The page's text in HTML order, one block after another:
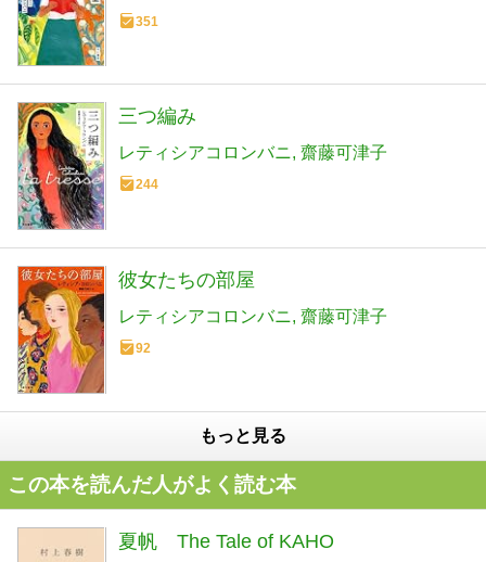
351
三つ編み
レティシアコロンバニ 齋藤可津子
244
彼女たちの部屋
レティシアコロンバニ 齋藤可津子
92
もっと見る
この本を読んだ人がよく読む本
夏帆 The Tale of KAHO